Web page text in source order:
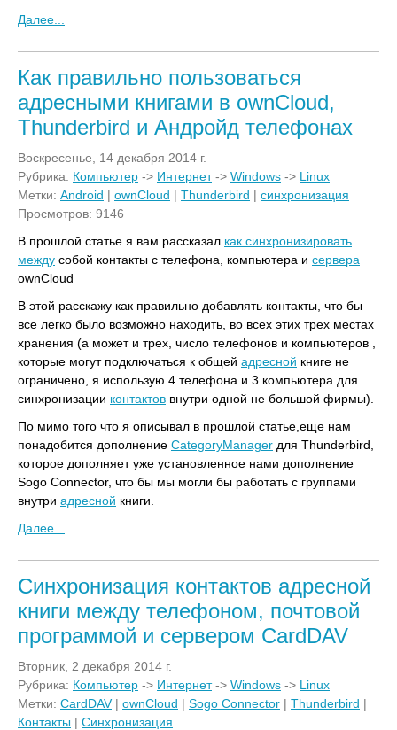
Далее...
Как правильно пользоваться
адресными книгами в ownCloud,
Thunderbird и Андройд телефонах
Воскресенье, 14 декабря 2014 г.
Рубрика: Компьютер -> Интернет-> Windows -> Linux
Метки: Android | ownCloud | Thunderbird | синхронизация
Просмотров: 9146
В прошлой статье я вам рассказал как синхронизировать
между собой контакты с телефона, компьютера и сервера
ownCloud
В этой расскажу как правильно добавлять контакты, что бы
все легко было возможно находить, во всех этих трех местах
хранения (а может и трех, число телефонов и компьютеров ,
которые могут подключаться к общей адресной книге не
ограничено, я использую 4 телефона и 3 компьютера для
синхронизации контактов внутри одной не большой фирмы).
По мимо того что я описывал в прошлой статье,еще нам
понадобится дополнение CategoryManager для Thunderbird,
которое дополняет уже установленное нами дополнение
Sogo Connector, что бы мы могли бы работать с группами
внутри адресной книги.
Далее...
Синхронизация контактов адресной
книги между телефоном, почтовой
программой и сервером CardDAV
Вторник, 2 декабря 2014 г.
Рубрика: Компьютер -> Интернет-> Windows -> Linux
Метки: CardDAV| ownCloud | Sogo Connector | Thunderbird |
Контакты | Синхронизация